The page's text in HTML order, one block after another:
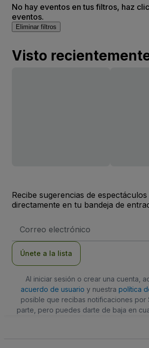
No hay eventos en tus filtros, haz
eventos.
Eliminar filtros
Visto
Recibe sugerencias de
directamente en tu bandeja de
de
Únete a la lista
Al iniciar sesión o crear una cuenta,
acuerdo de usuario y nuestra política
posible que recibas notificaciones por
parte, pero puedes darte de baja en